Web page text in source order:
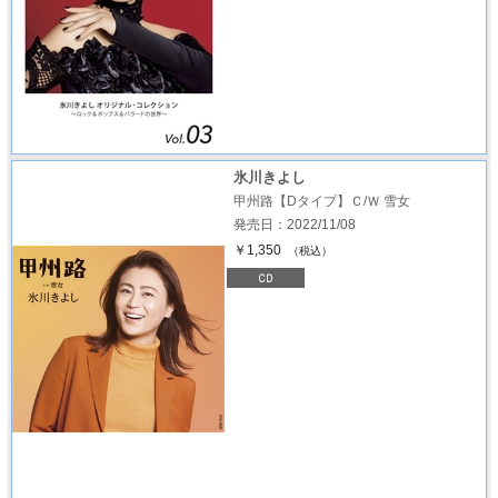
氷川きよし
甲州路【Dタイプ】Ｃ/Ｗ 雪女
発売日：2022/11/08
￥1,350
（税込）